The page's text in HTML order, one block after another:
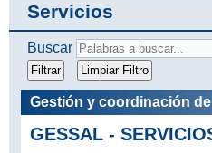
Servicios
Buscar
Gestión y coordinación de
GESSAL -